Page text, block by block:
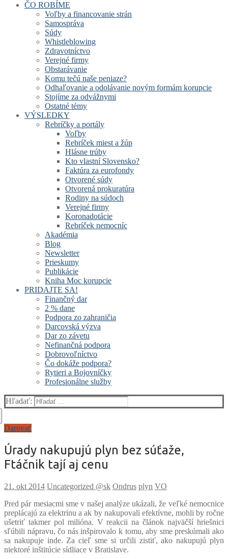
ČO ROBÍME
Voľby a financovanie strán
Samospráva
Súdy
Whistleblowing
Zdravotníctvo
Verejné firmy
Obstarávanie
Komu tečú naše peniaze?
Odhaľovanie a odolávanie novým formám korupcie
Stojíme za odvážnymi
Ostatné témy
VÝSLEDKY
Rebríčky a portály
Voľby
Rebríček miest a žúp
Hlásne trúby
Kto vlastní Slovensko?
Faktúra za eurofondy
Otvorené súdy
Otvorená prokuratúra
Rodiny na súdoch
Verejné firmy
Koronadotácie
Rebríček nemocníc
Akadémia
Blog
Newsletter
Prieskumy
Publikácie
Kniha Moc korupcie
PRIDAJTE SA!
Finančný dar
2 % dane
Podpora zo zahraničia
Darcovská výzva
Dar zo závetu
Nefinančná podpora
Dobrovoľníctvo
Čo dokáže podpora?
Rytieri a Bojovníčky
Profesionálne služby
Hľadať:
Darovať
Úrady nakupujú plyn bez súťaže,
Ftáčnik tají aj cenu
Uncategorized @sk Ondrus plyn VO
Pred pár mesiacmi sme v našej analýze ukázali, že veľké nemocnice
preplácajú za elektrinu a ak by nakupovali efektívne, mohli by ročne
ušetriť takmer pol milióna. V reakcii na článok najväčší hriešnici
sľúbili nápravu, čo nás inšpirovalo k tomu, aby sme preskúmali ako
sa nakupuje inde. Za cieľ sme si určili zistiť, ako nakupujú plyn
niektoré inštitúcie sídliace v Bratislave.